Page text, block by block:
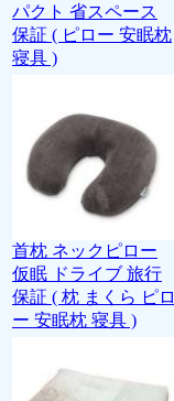
パクト 省スペース
保証 ( ピロー 安眠枕
寝具 )
首枕 ネックピロー
仮眠 ドライブ 旅行
保証 ( 枕 まくら ピロ
ー 安眠枕 寝具 )